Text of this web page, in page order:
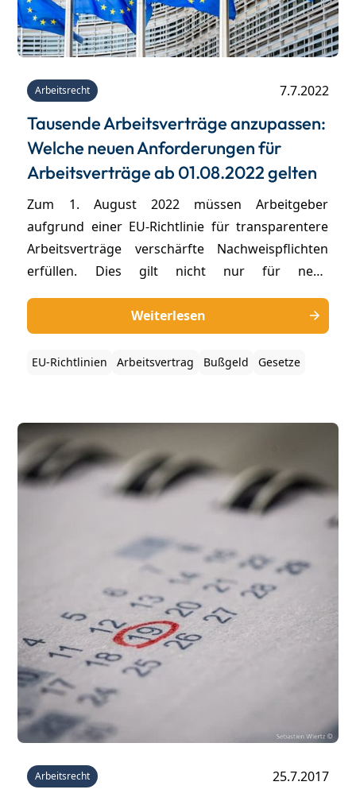
Arbeitsrecht 7.7.2022
Tausende Arbeitsverträge anzupassen:
Welche neuen Anforderungen für
Arbeitsverträge ab 01.08.2022 gelten
Zum 1. August 2022 müssen Arbeitgeber
aufgrund einer EU-Richtlinie für transparentere
Arbeitsverträge verschärfte Nachweispflichten
erfüllen. Dies gilt nicht nur für neue
bestehende Arbeitsverhältnisse. Kommen
Arbeitgeber diesen Nachweispflichten nicht nach,
drohen hohe Bußgelder. Es besteht daher
Weiterlesen
EU-Richtlinien Arbeitsvertrag Bußgeld Gesetze
Arbeitsrecht 25.7.2017